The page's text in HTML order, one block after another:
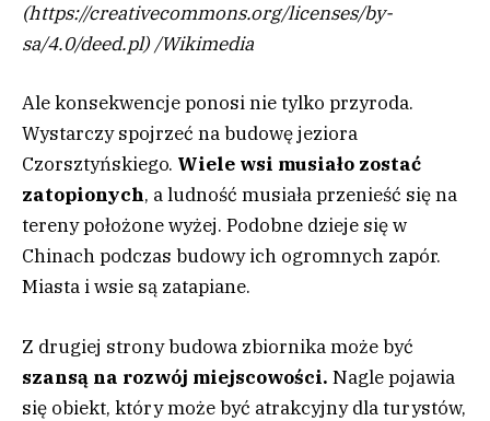
(https://creativecommons.org/licenses/by-
sa/4.0/deed.pl) /Wikimedia
Ale konsekwencje ponosi nie tylko przyroda.
Wystarczy spojrzeć na budowę jeziora
Czorsztyńskiego. Wiele wsi musiało zostać
zatopionych, a ludność musiała przenieść się na
tereny położone wyżej. Podobne dzieje się w
Chinach podczas budowy ich ogromnych zapór.
Miasta i wsie są zatapiane.
Z drugiej strony budowa zbiornika może być
szansą na rozwój miejscowości. Nagle pojawia
się obiekt, który może być atrakcyjny dla turystów,